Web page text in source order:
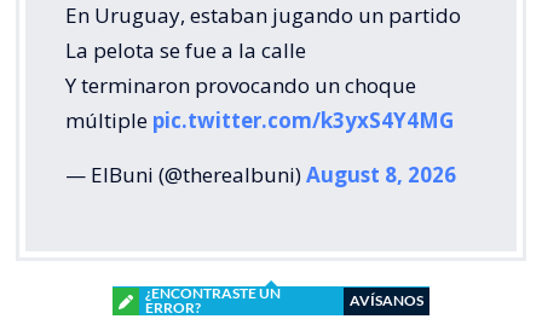
En Uruguay, estaban jugando un partido
La pelota se fue a la calle
Y terminaron provocando un choque
múltiple pic.twitter.com/k3yxS4Y4MG
— ElBuni (@therealbuni)August 8, 2026
¿ENCONTRASTE UN
ERROR?
AVÍSANOS